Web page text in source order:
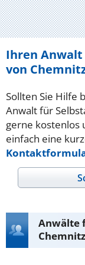
Ihren
von
Sollten Sie Hilfe
Anwalt für
gerne kostenlos
einfach eine
Anwälte
Chemnitz